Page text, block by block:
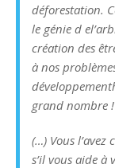
déforestation.
le génie d
création des
à nos
grand nombre !
(…) Vous
s’il vous aide